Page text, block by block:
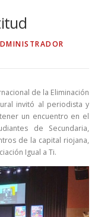
de la Eliminación
invitó al periodista y
un encuentro en el
de Secundaria,
de la capital riojana,
Igual a Ti.